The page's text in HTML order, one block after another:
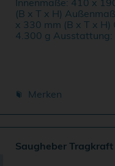
Innenmaße: 410 x
(B x T x H)
x 330 mm (B x T x H)
4.300 g Ausstattung:
Merken
Saugheber